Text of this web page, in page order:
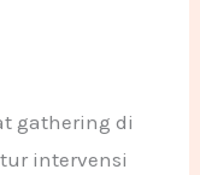
gathering di
intervensi